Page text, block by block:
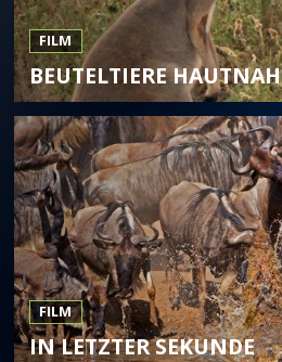
FILM
BEUTELTIERE HAUTNAH
FILM
IN LETZTER SEKUNDE